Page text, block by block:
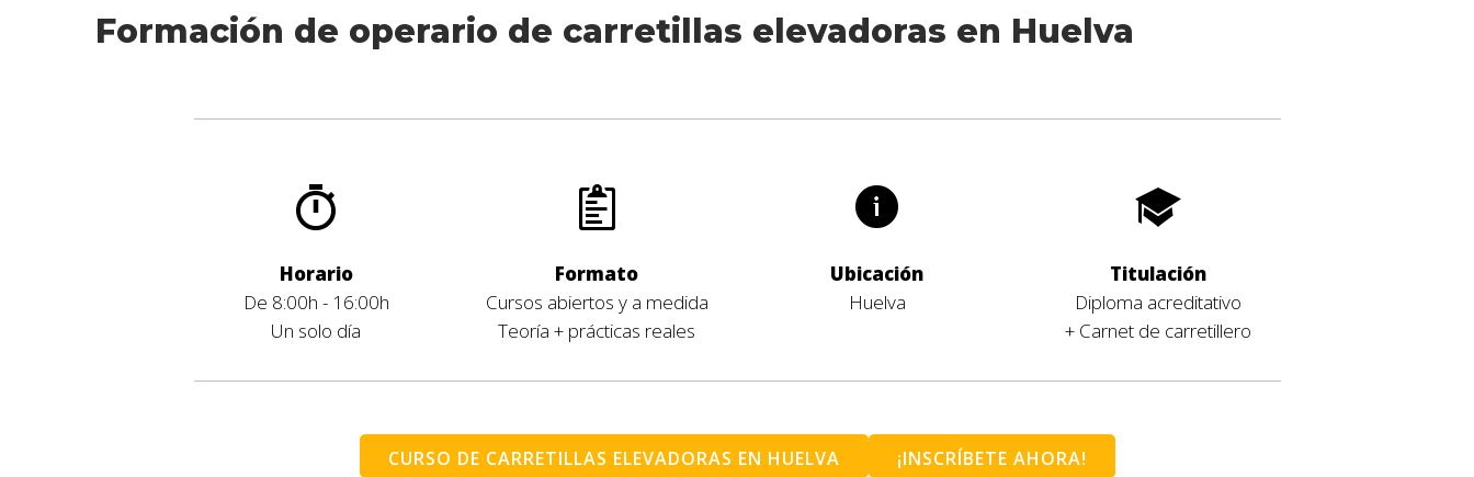
Formación de operario de carretillas elevadoras en Huelva
Horario
De 8:00h - 16:00h
Un solo día
Formato
Cursos abiertos y a medida
Teoría + prácticas reales
Ubicación
Huelva
Titulación
Diploma acreditativo
+ Carnet de carretillero
CURSO DE CARRETILLAS ELEVADORAS EN HUELVA ¡INSCRÍBETE AHORA!